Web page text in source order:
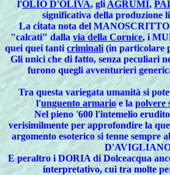
l'OLIO D'OLIVA, gli AGRUMI,
significativa della produzione
La citata nota del MANOSCRITTO
"calcati" dallavia della Cornice, i
quei quei tanti criminali (in particolare
Gli unici che di fatto, senza peculiari
furono quegli avventurieri
Tra questa variegata umanità si
l'unguento armarioe lapolvere
Nel pieno '600 l'intemelio
verisimilmente per approfondire la
argomento esoterico si tenne sempre
E peraltro i DORIA di Dolceacqua
interpretativo, cui tra molte